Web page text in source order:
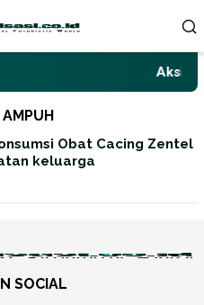
Obat Cacing Zentel
keluarga
SOCIAL